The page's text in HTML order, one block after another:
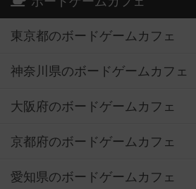
東京都のボードゲームカフェ
神奈川県のボードゲームカフェ
大阪府のボードゲームカフェ
京都府のボードゲームカフェ
愛知県のボードゲームカフェ